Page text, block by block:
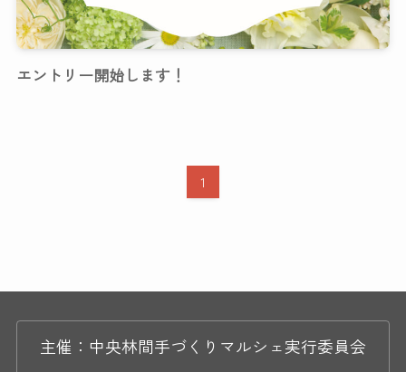
エントリー開始します！
1
主催：中央林間手づくりマルシェ実行委員会